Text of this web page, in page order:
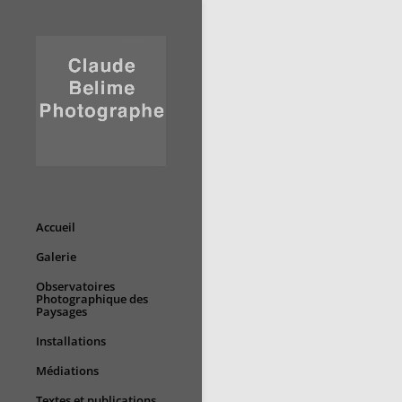
Accueil
Galerie
Observatoires
Photographique des
Paysages
Installations
Médiations